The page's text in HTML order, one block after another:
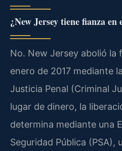
¿New Jersey tiene fianza en
No. New Jersey abolió la
enero de 2017 mediante
Justicia Penal (Criminal
lugar de dinero, la
determina mediante una
Seguridad Pública (PSA),